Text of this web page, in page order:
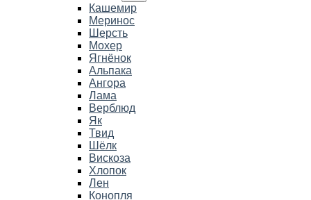
Кашемир
Меринос
Шерсть
Мохер
Ягнёнок
Альпака
Ангора
Лама
Верблюд
Як
Твид
Шёлк
Вискоза
Хлопок
Лен
Конопля